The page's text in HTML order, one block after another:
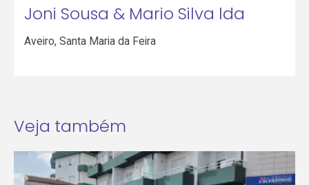
Joni Sousa & Mario Silva lda
Aveiro,Santa Maria da Feira
Veja também